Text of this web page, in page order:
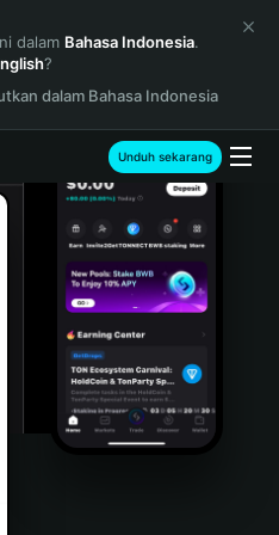
dalam Bahasa Indonesia.
?
dalam Bahasa Indonesia
Unduh sekarang